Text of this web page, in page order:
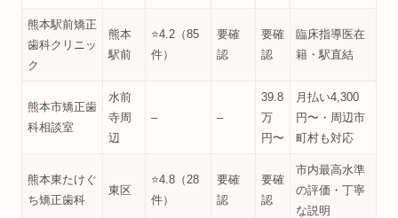
熊本駅前矯正
歯科クリニッ
ク
熊本
駅前
⭐4.2（85
件）
要確
認
要確
認
臨床指導医在
籍・駅直結
熊本市矯正歯
科相談室
水前
寺周
辺
– –
39.8
万
円〜
月払い4,300
円〜・周辺市
町村も対応
熊本東たけぐ
ち矯正歯科
東区
⭐4.8（28
件）
要確
認
要確
認
市内最高水準
の評価・丁寧
な説明